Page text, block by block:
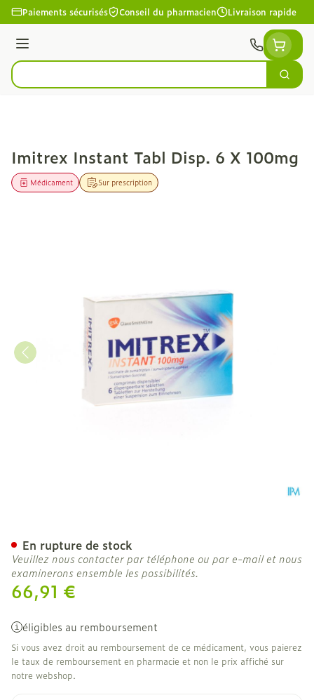
Aller au contenu
Paiements sécurisés Conseil du pharmacien Livraison rapide
Menu
Rechercher
Imitrex Instant Tabl Disp. 6 X 100mg
Sur prescription
Médicament
66,91 €
éligibles au remboursement
Si vous avez droit au remboursement de ce médicament, vous paierez
le taux de remboursement en pharmacie et non le prix affiché sur
notre webshop.
En rupture de stock
Veuillez nous contacter par téléphone ou par e-mail et nous
examinerons ensemble les possibilités.